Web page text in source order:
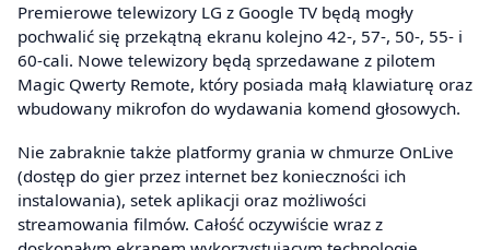
Premierowe telewizory LG z Google TV będą mogły
pochwalić się przekątną ekranu kolejno 42-, 57-, 50-, 55- i
60-cali. Nowe telewizory będą sprzedawane z pilotem
Magic Qwerty Remote, który posiada małą klawiaturę oraz
wbudowany mikrofon do wydawania komend głosowych.
Nie zabraknie także platformy grania w chmurze OnLive
(dostęp do gier przez internet bez konieczności ich
instalowania), setek aplikacji oraz możliwości
streamowania filmów. Całość oczywiście wraz z